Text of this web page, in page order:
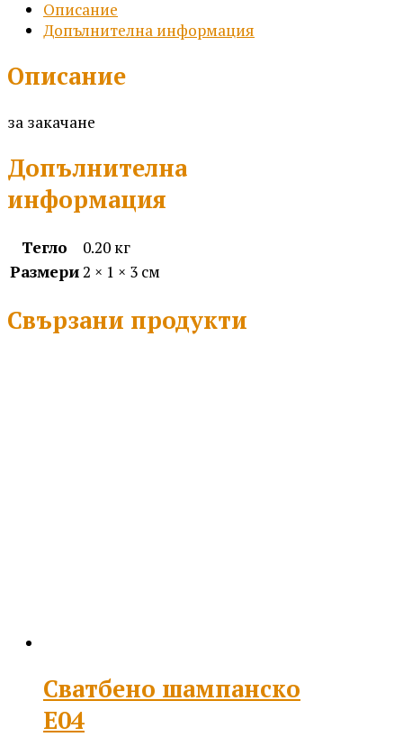
Описание
Допълнителна информация
Описание
за закачане
Допълнителна
информация
Тегло
0.20 кг
Размери2 × 1 × 3 см
Свързани продукти
Сватбено шампанско
Е04